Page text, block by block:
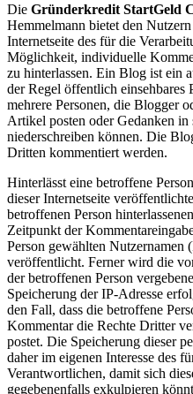
Die Gründerkredit StartGeld
Hemmelmann bietet den
Internetseite des für die
Möglichkeit, individuelle
zu hinterlassen. Ein Blog ist ein
der Regel öffentlich einsehbares
mehrere Personen, die Blogger
Artikel posten oder Gedanken in
niederschreiben können. Die
Dritten kommentiert werden.
Hinterlässt eine betroffene
dieser Internetseite
betroffenen Person
Zeitpunkt der
Person gewählten Nutzernamen
veröffentlicht. Ferner wird die
der betroffenen Person
Speicherung der IP-Adresse
den Fall, dass die betroffene
Kommentar die Rechte Dritter
postet. Die Speicherung dieser
daher im eigenen Interesse des
Verantwortlichen, damit sich
gegebenenfalls exkulpieren